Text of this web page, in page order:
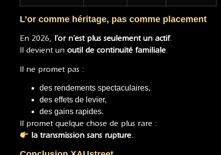
L’or comme héritage, pas comme placement
En 2026, l’or n’est plus seulement un actif.
Il devient un outil de continuité familiale.
Il ne promet pas :
des rendements spectaculaires,
des effets de levier,
des gains rapides.
Il promet quelque chose de plus rare :
la transmission sans rupture.